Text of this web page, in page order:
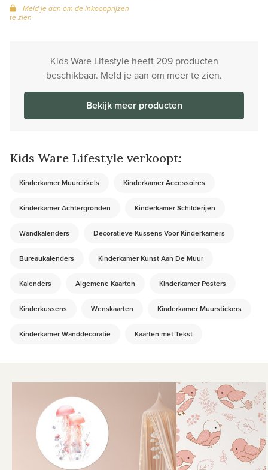
Meld je aan om de inkoopprijzen
te zien
Kids Ware Lifestyle heeft 209 producten
beschikbaar. Meld je aan om meer te zien.
Bekijk meer producten
Kids Ware Lifestyle verkoopt:
Kinderkamer Muurcirkels Kinderkamer Accessoires
Kinderkamer Achtergronden Kinderkamer Schilderijen
Wandkalenders Decoratieve Kussens Voor Kinderkamers
Bureaukalenders Kinderkamer Kunst Aan De Muur
Kalenders Algemene Kaarten Kinderkamer Posters
Kinderkussens Wenskaarten Kinderkamer Muurstickers
Kinderkamer Wanddecoratie Kaarten met Tekst